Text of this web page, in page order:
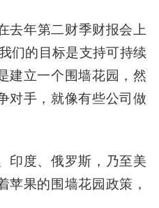
去年第二财季财报会上
们的目标是支持可持续
建立一个围墙花园，然
对手，就像有些公司做
印度、俄罗斯，乃至美
苹果的围墙花园政策，